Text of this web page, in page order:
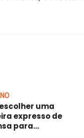
uma
expresso de
para...